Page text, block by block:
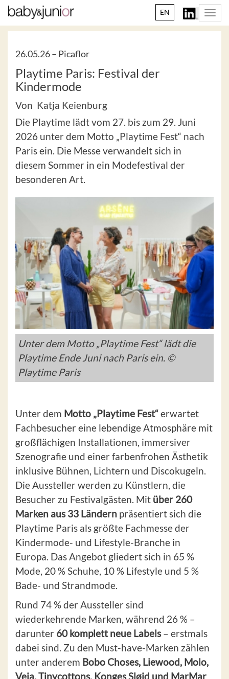
EN
26.05.26 – Picaflor
Playtime Paris: Festival der
Kindermode
Von Katja Keienburg
Die Playtime lädt vom 27. bis zum 29. Juni
2026 unter dem Motto „Playtime Fest“ nach
Paris ein. Die Messe verwandelt sich in
diesem Sommer in ein Modefestival der
besonderen Art.
Unter dem Motto „Playtime Fest“ lädt die
Playtime Ende Juni nach Paris ein. ©
Playtime Paris
Unter dem Motto „Playtime Fest“erwartet
Fachbesucher eine lebendige Atmosphäre mit
großflächigen Installationen, immersiver
Szenografie und einer farbenfrohen Ästhetik
inklusive Bühnen, Lichtern und Discokugeln.
Die Aussteller werden zu Künstlern, die
Besucher zu Festivalgästen. Mit über 260
Marken aus 33 Ländern präsentiert sich die
Playtime Paris als größte Fachmesse der
Kindermode- und Lifestyle-Branche in
Europa. Das Angebot gliedert sich in 65 %
Mode, 20 % Schuhe, 10 % Lifestyle und 5 %
Bade- und Strandmode.
Rund 74 % der Aussteller sind
wiederkehrende Marken, während 26 % –
darunter 60 komplett neue Labels– erstmals
dabei sind. Zu den Must-have-Marken zählen
unter anderem Bobo Choses, Liewood, Molo,
Veja, Tinycottons, Konges Sløjd und MarMar